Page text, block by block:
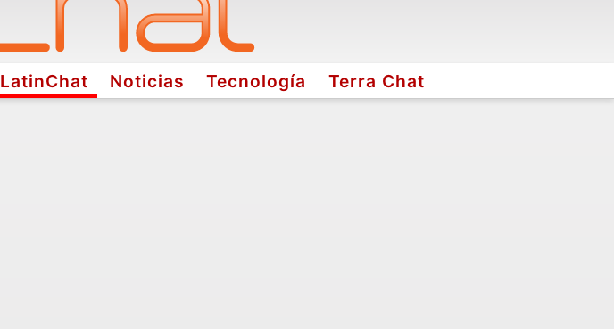
LatinChat Noticias Tecnología Terra Chat